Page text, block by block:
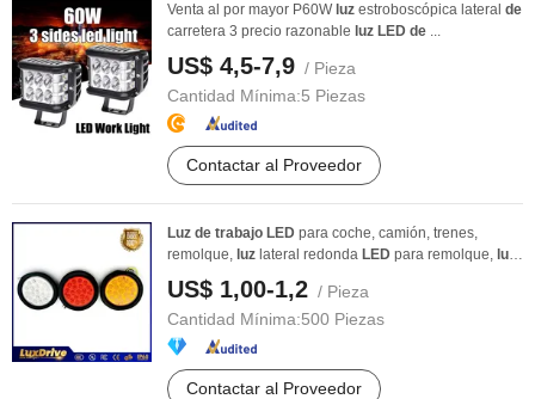
Venta al por mayor P60W luz estroboscópica lateral de
carretera 3 precio razonable luz LED de ...
US$ 4,5-7,9 / Pieza
Cantidad Mínima:5 Piezas
Contactar al Proveedor
Luz de trabajo LED para coche, camión, trenes,
remolque, luz lateral redonda LED para remolque, luz
US$ 1,00-1,2 / Pieza
Cantidad Mínima:500 Piezas
Contactar al Proveedor